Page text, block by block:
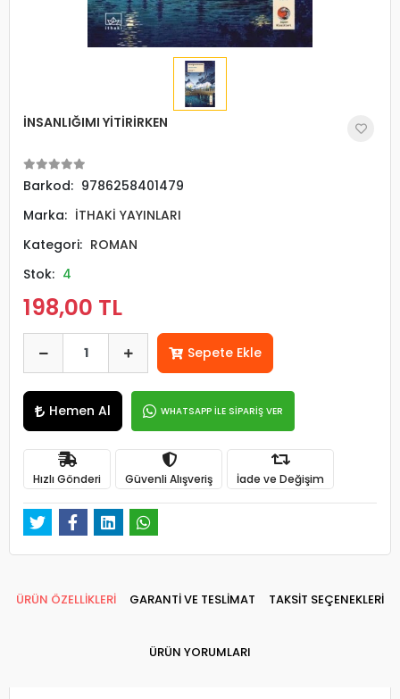
İNSANLIĞIMI YİTİRİRKEN
Barkod: 9786258401479
Marka: İTHAKİ YAYINLARI
Kategori: ROMAN
Stok: 4
198,00 TL
Sepete Ekle
Hemen Al WHATSAPP İLE SİPARİŞ VER
Hızlı Gönderi Güvenli Alışveriş İade ve Değişim
ÜRÜN ÖZELLİKLERİ GARANTİ VE TESLİMAT TAKSİT SEÇENEKLERİ
ÜRÜN YORUMLARI